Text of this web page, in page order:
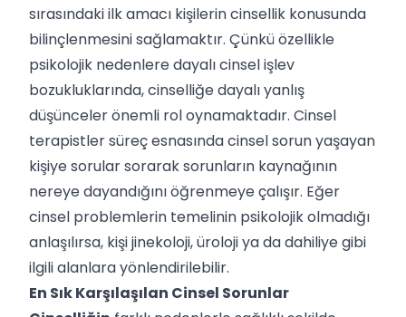
sırasındaki ilk amacı kişilerin cinsellik konusunda
bilinçlenmesini sağlamaktır. Çünkü özellikle
psikolojik nedenlere dayalı cinsel işlev
bozukluklarında, cinselliğe dayalı yanlış
düşünceler önemli rol oynamaktadır. Cinsel
terapistler süreç esnasında cinsel sorun yaşayan
kişiye sorular sorarak sorunların kaynağının
nereye dayandığını öğrenmeye çalışır. Eğer
cinsel problemlerin temelinin psikolojik olmadığı
anlaşılırsa, kişi jinekoloji, üroloji ya da dahiliye gibi
ilgili alanlara yönlendirilebilir.
En Sık Karşılaşılan Cinsel Sorunlar